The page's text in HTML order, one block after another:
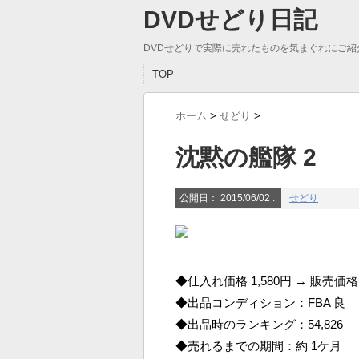
DVDせどり日記
DVDせどりで実際に売れたものを気まぐれにご紹
TOP
ホーム > せどり >
沈黙の艦隊 2
公開日： 2015/06/02 : せどり
◆仕入れ価格 1,580円 → 販売価格
◆出品コンディション：FBA 良
◆出品時のランキング：54,826
◆売れるまでの期間：約 1ケ月